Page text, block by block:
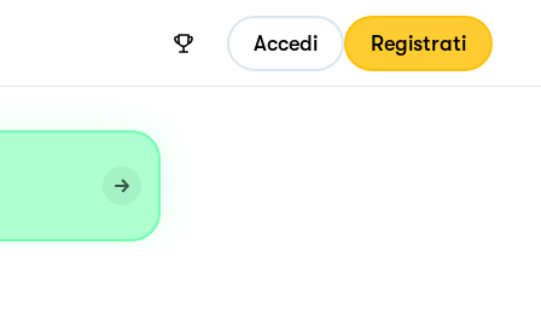
Accedi Registrati